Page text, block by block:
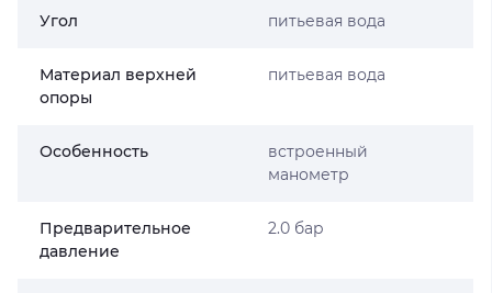
Угол питьевая вода
Материал верхней
опоры
питьевая вода
Особенность
встроенный
манометр
Предварительное
давление
2.0 бар